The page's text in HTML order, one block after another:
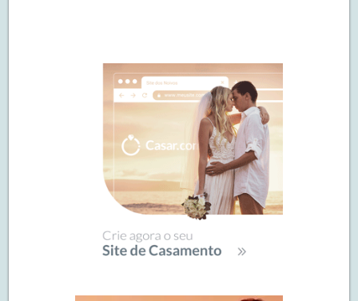
SIDEBAR